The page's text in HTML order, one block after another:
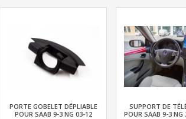
PORTE GOBELET DÉPLIABLE
POUR SAAB 9-3 NG 03-12
SUPPORT DE
POUR SAAB 9-3 NG